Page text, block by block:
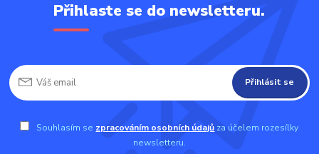
Přihlaste se do newsletteru.
Přihlásit se
Souhlasím se zpracováním osobních údajů za účelem rozesílky
newsletteru.